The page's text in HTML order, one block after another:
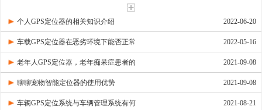
个人GPS定位器的相关知识介绍 2022-06-20
车载GPS定位器在恶劣环境下能否正常 2022-05-16
老年人GPS定位器，老年痴呆症患者的 2021-09-08
聊聊宠物智能定位器的使用优势 2021-09-08
车辆GPS定位系统与车辆管理系统有何 2021-08-21